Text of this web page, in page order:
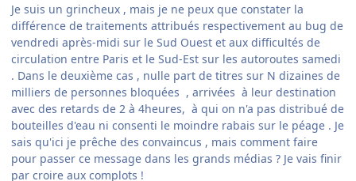
Je suis un grincheux , mais je ne peux que constater la
différence de traitements attribués respectivement au bug de
vendredi après-midi sur le Sud Ouest et aux difficultés de
circulation entre Paris et le Sud-Est sur les autoroutes samedi
. Dans le deuxième cas , nulle part de titres sur N dizaines de
milliers de personnes bloquées , arrivées à leur destination
avec des retards de 2 à 4heures, à qui on n'a pas distribué de
bouteilles d'eau ni consenti le moindre rabais sur le péage . Je
sais qu'ici je prêche des convaincus , mais comment faire
pour passer ce message dans les grands médias ? Je vais finir
par croire aux complots !